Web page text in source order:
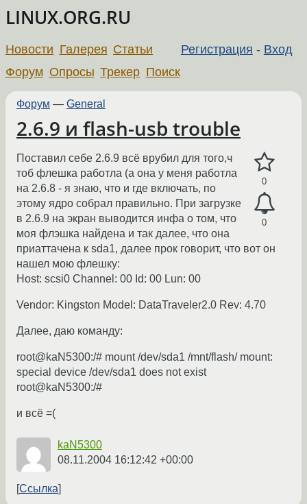
LINUX.ORG.RU
Регистрация - Вход
Новости Галерея Статьи
Форум Опросы Трекер Поиск
Форум — General
2.6.9 и flash-usb trouble
0
0
Поставил себе 2.6.9 всё врубил для того,ч
тоб флешка работла (а она у меня работла
на 2.6.8 - я знаю, что и где включать, по
этому ядро собрал правильно. При загрузке
в 2.6.9 на экран выводится инфа о том, что
моя флэшка найдена и так далее, что она
приаттачена к sda1, далее прок говорит, что вот он
нашел мою флешку:
Host: scsi0 Channel: 00 Id: 00 Lun: 00
Vendor: Kingston Model: DataTraveler2.0 Rev: 4.70
Далее, даю команду:
root@kaN5300:/# mount /dev/sda1 /mnt/flash/ mount:
special device /dev/sda1 does not exist
root@kaN5300:/#
и всё =(
kaN5300
08.11.2004 16:12:42 +00:00
Ссылка